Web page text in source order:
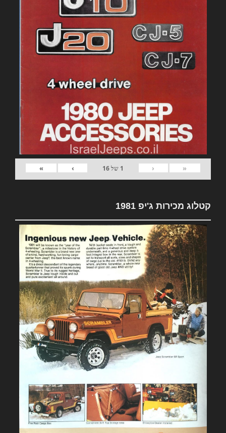
«
‹
1 של16
›
»
קטלוג מכירות ג'יפ 1981